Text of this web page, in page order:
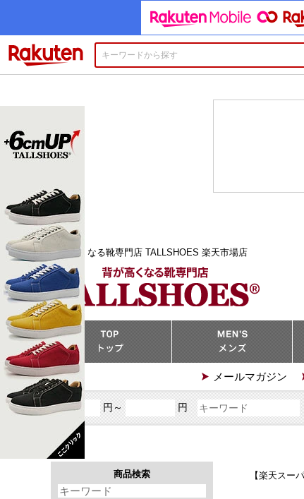
背が高くなる靴専門店 TALLSHOES 楽天市場店
メールマガジン
円～ 円
商品検索 【楽天スー